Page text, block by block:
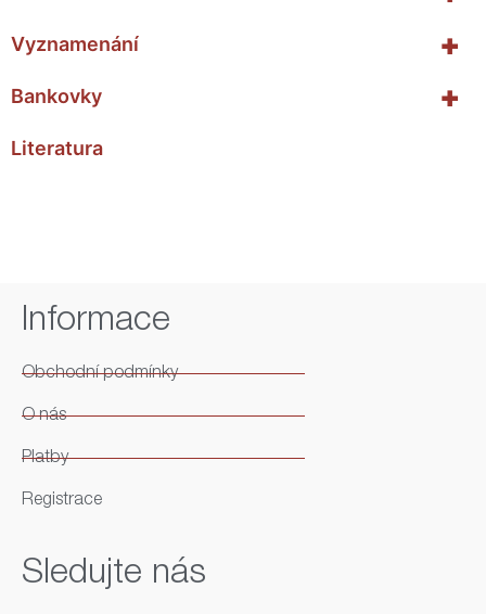
+
Vyznamenání
+
Bankovky
Literatura
Informace
Obchodní podmínky
O nás
Platby
Registrace
Sledujte nás